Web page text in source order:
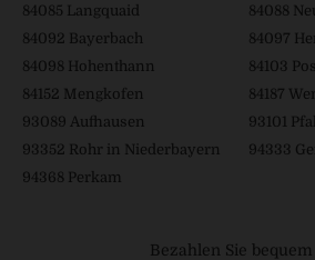
84085 Langquaid
84088
84092 Bayerbach
84097
84098 Hohenthann
84103
84152 Mengkofen
84187
93089 Aufhausen
93101
93352 Rohr in Niederbayern
94333
94368 Perkam
Bezahlen Sie